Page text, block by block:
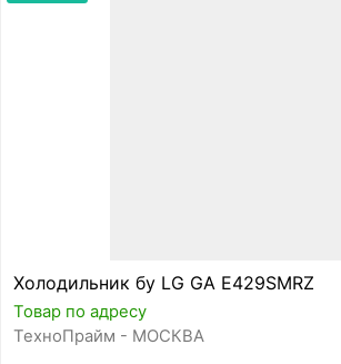
Холодильник бу LG GA E429SMRZ
Товар по адресу
ТехноПрайм - МОСКВА